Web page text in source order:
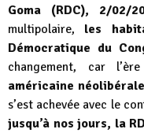
Goma (RDC), 2/02/
multipolaire, les
Démocratique du
changement, car
américaine néolibérale
s’est achevée avec le
jusqu’à nos jours, la